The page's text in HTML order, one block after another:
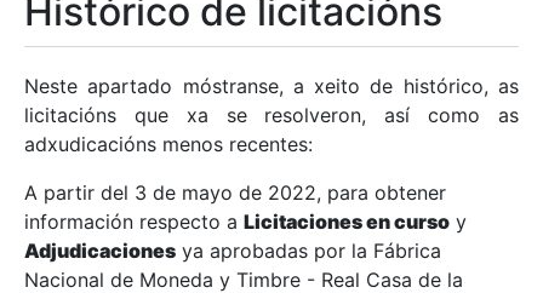
Mostrar/Ocultar
Mostrar/Ocultar
Mostrar/Ocultar
Histórico de licitacións
Neste apartado móstranse, a xeito de histórico, as
licitacións que xa se resolveron, así como as
adxudicacións menos recentes:
A partir del 3 de mayo de 2022, para obtener
información respecto a Licitaciones en curso y
Adjudicaciones ya aprobadas por la Fábrica
Nacional de Moneda y Timbre - Real Casa de la